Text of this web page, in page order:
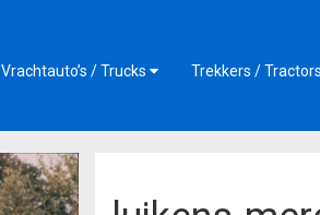
Vrachtauto’s / Trucks Trekkers / Tractors